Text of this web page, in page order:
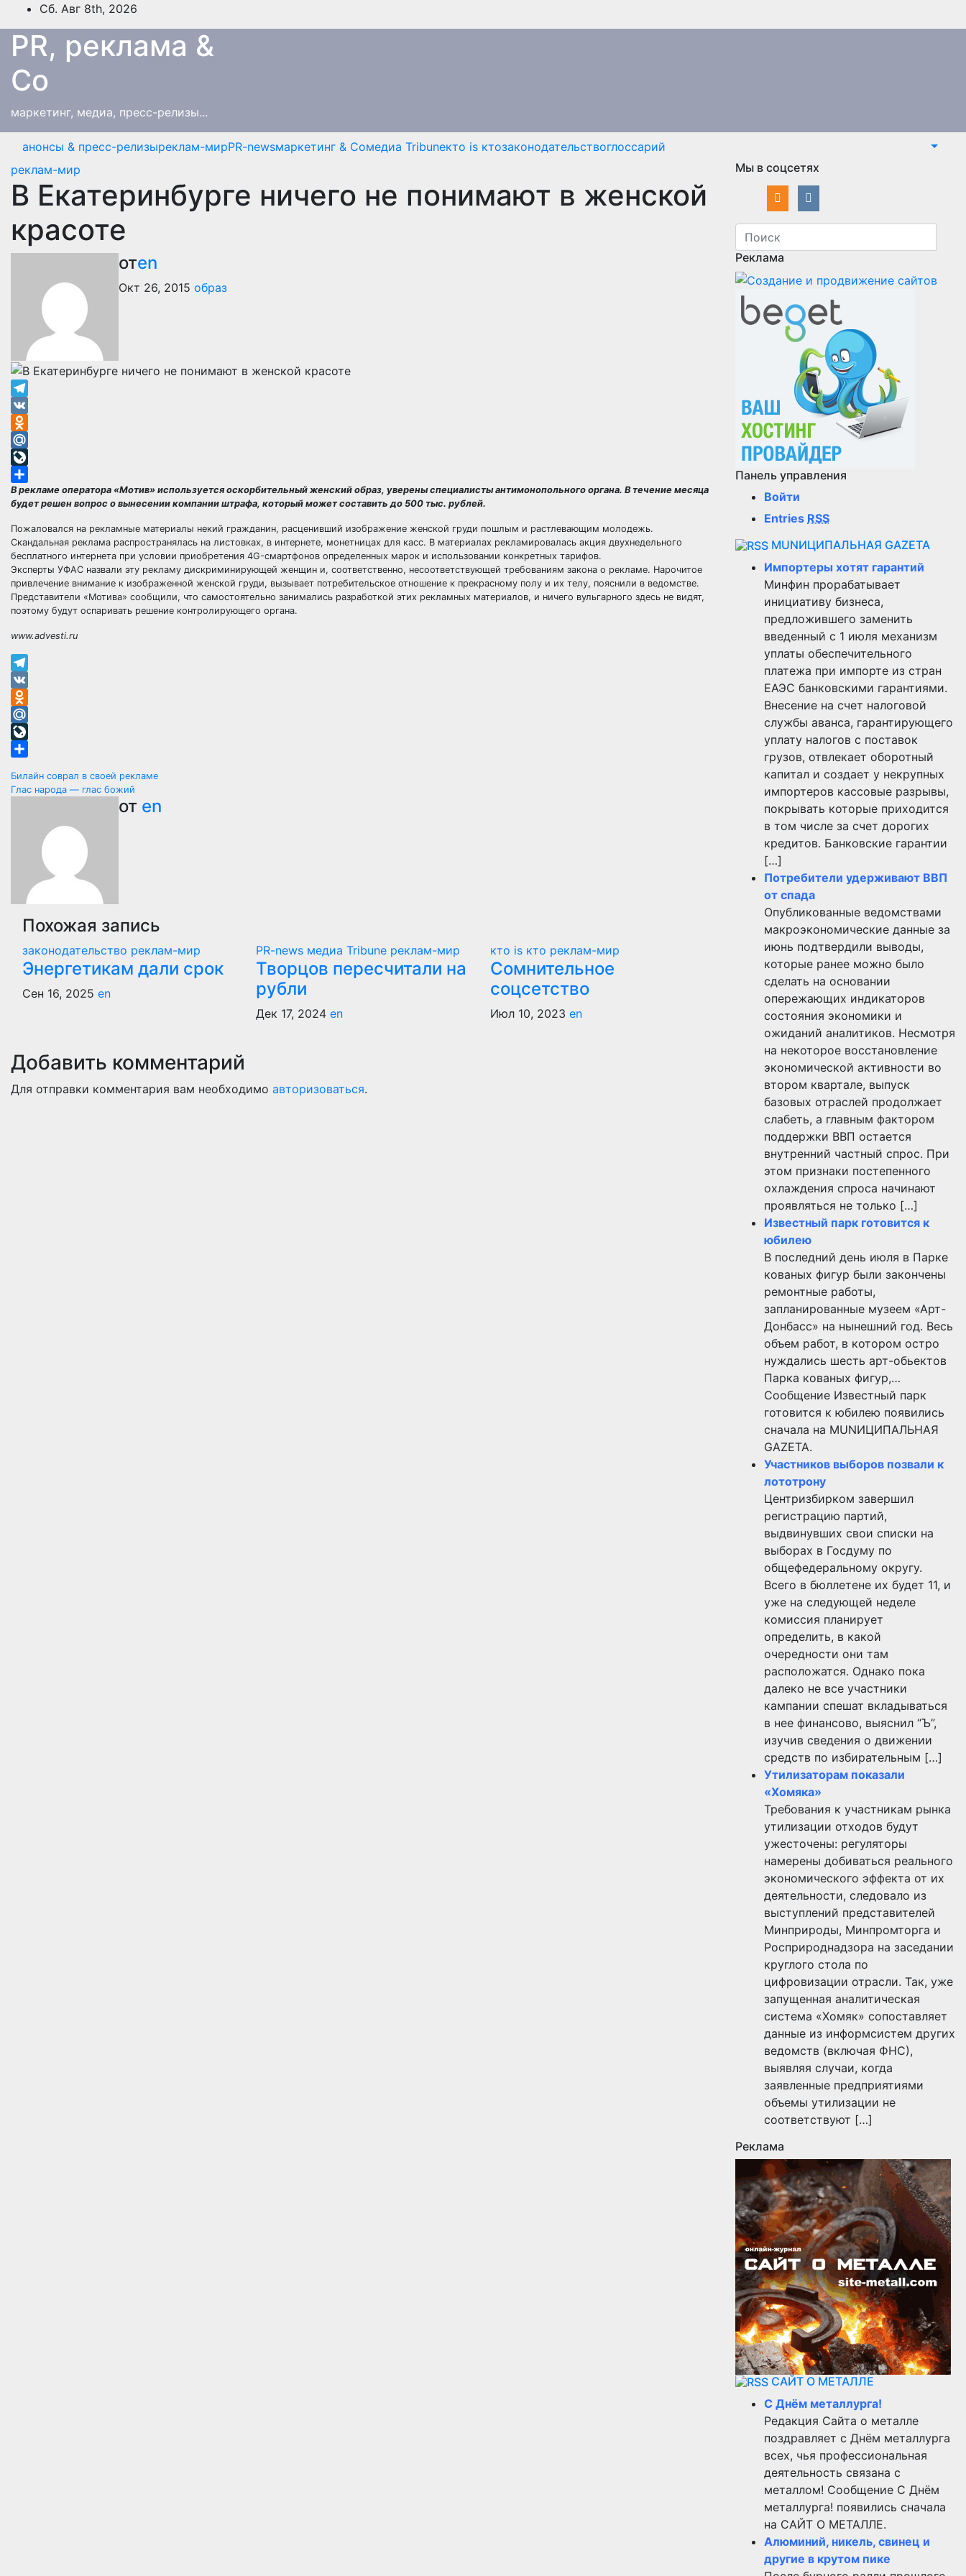
Перейти
к
содержимому
Сб. Авг 8th, 2026
PR, реклама &
Co
маркетинг, медиа, пресс-релизы...
анонсы & пресс-релизыреклам-мирPR-newsмаркетинг & Coмедиа Tribuneкто is ктозаконодательствоглоссарий
реклам-мир
В Екатеринбурге ничего не понимают в женской
красоте
отen
Окт 26, 2015 образ
Telegram
VK
Odnoklassniki
Mail.Ru
LiveJournal
Отправить
В рекламе оператора «Мотив» используется оскорбительный женский образ, уверены специалисты антимонопольного органа. В течение месяца
будет решен вопрос о вынесении компании штрафа, который может составить до 500 тыс. рублей.
Пожаловался на рекламные материалы некий гражданин, расценивший изображение женской груди пошлым и растлевающим молодежь.
Скандальная реклама распространялась на листовках, в интернете, монетницах для касс. В материалах рекламировалась акция двухнедельного
бесплатного интернета при условии приобретения 4G-смартфонов определенных марок и использовании конкретных тарифов.
Эксперты УФАС назвали эту рекламу дискриминирующей женщин и, соответственно, несоответствующей требованиям закона о рекламе. Нарочитое
привлечение внимание к изображенной женской груди, вызывает потребительское отношение к прекрасному полу и их телу, пояснили в ведомстве.
Представители «Мотива» сообщили, что самостоятельно занимались разработкой этих рекламных материалов, и ничего вульгарного здесь не видят,
поэтому будут оспаривать решение контролирующего органа.
www.advesti.ru
Telegram
VK
Odnoklassniki
Mail.Ru
LiveJournal
Навигация
записям
Билайн соврал в своей рекламе
Глас народа — глас божий
от en
Похожая запись
законодательство реклам-мир
Энергетикам дали срок
Сен 16, 2025 en
PR-news медиа Tribune реклам-мир
Творцов пересчитали на
рубли
Дек 17, 2024 en
кто is кто реклам-мир
Сомнительное
соцсетство
Июл 10, 2023 en
Добавить комментарий
Для отправки комментария вам необходимо авторизоваться.
Мы в соцсетях
Реклама
Панель управления
Войти
Entries RSS
MUNИЦИПАЛЬНАЯ GAZЕТА
Импортеры хотят гарантий
Минфин прорабатывает
инициативу бизнеса,
предложившего заменить
введенный с 1 июля механизм
уплаты обеспечительного
платежа при импорте из стран
ЕАЭС банковскими гарантиями.
Внесение на счет налоговой
службы аванса, гарантирующего
уплату налогов с поставок
грузов, отвлекает оборотный
капитал и создает у некрупных
импортеров кассовые разрывы,
покрывать которые приходится
в том числе за счет дорогих
кредитов. Банковские гарантии
[…]
Потребители удерживают ВВП
от спада
Опубликованные ведомствами
макроэкономические данные за
июнь подтвердили выводы,
которые ранее можно было
сделать на основании
опережающих индикаторов
состояния экономики и
ожиданий аналитиков. Несмотря
на некоторое восстановление
экономической активности во
втором квартале, выпуск
базовых отраслей продолжает
слабеть, а главным фактором
поддержки ВВП остается
внутренний частный спрос. При
этом признаки постепенного
охлаждения спроса начинают
проявляться не только […]
Известный парк готовится к
юбилею
В последний день июля в Парке
кованых фигур были закончены
ремонтные работы,
запланированные музеем «Арт-
Донбасс» на нынешний год. Весь
объем работ, в котором остро
нуждались шесть арт-обьектов
Парка кованых фигур,…
Сообщение Известный парк
готовится к юбилею появились
сначала на MUNИЦИПАЛЬНАЯ
GAZЕТА.
Участников выборов позвали к
лототрону
Центризбирком завершил
регистрацию партий,
выдвинувших свои списки на
выборах в Госдуму по
общефедеральному округу.
Всего в бюллетене их будет 11, и
уже на следующей неделе
комиссия планирует
определить, в какой
очередности они там
расположатся. Однако пока
далеко не все участники
кампании спешат вкладываться
в нее финансово, выяснил “Ъ”,
изучив сведения о движении
средств по избирательным […]
Утилизаторам показали
«Хомяка»
Требования к участникам рынка
утилизации отходов будут
ужесточены: регуляторы
намерены добиваться реального
экономического эффекта от их
деятельности, следовало из
выступлений представителей
Минприроды, Минпромторга и
Росприроднадзора на заседании
круглого стола по
цифровизации отрасли. Так, уже
запущенная аналитическая
система «Хомяк» сопоставляет
данные из информсистем других
ведомств (включая ФНС),
выявляя случаи, когда
заявленные предприятиями
объемы утилизации не
соответствуют […]
Реклама
САЙТ О МЕТАЛЛЕ
С Днём металлурга!
Редакция Сайта о металле
поздравляет с Днём металлурга
всех, чья профессиональная
деятельность связана с
металлом! Сообщение С Днём
металлурга! появились сначала
на САЙТ О МЕТАЛЛЕ.
Алюминий, никель, свинец и
другие в крутом пике